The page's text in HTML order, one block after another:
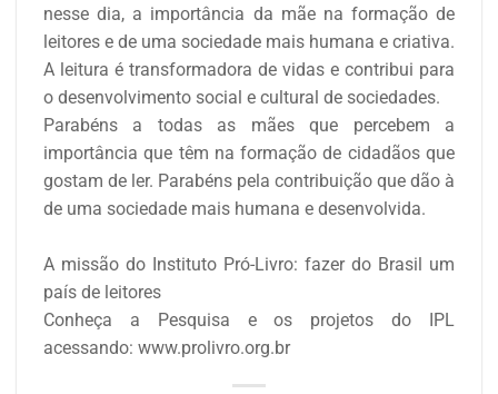
nesse dia, a importância da mãe na formação de
leitores e de uma sociedade mais humana e criativa.
A leitura é transformadora de vidas e contribui para
o desenvolvimento social e cultural de sociedades.
Parabéns a todas as mães que percebem a
importância que têm na formação de cidadãos que
gostam de ler. Parabéns pela contribuição que dão à
de uma sociedade mais humana e desenvolvida.
A missão do Instituto Pró-Livro: fazer do Brasil um
país de leitores
Conheça a Pesquisa e os projetos do IPL
acessando: www.prolivro.org.br